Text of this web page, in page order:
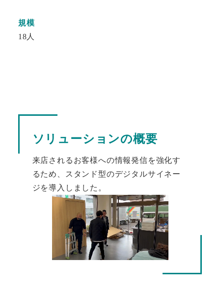
規模
18人
ソリューションの概要
来店されるお客様への情報発信を強化す
るため、スタンド型のデジタルサイネー
ジを導入しました。